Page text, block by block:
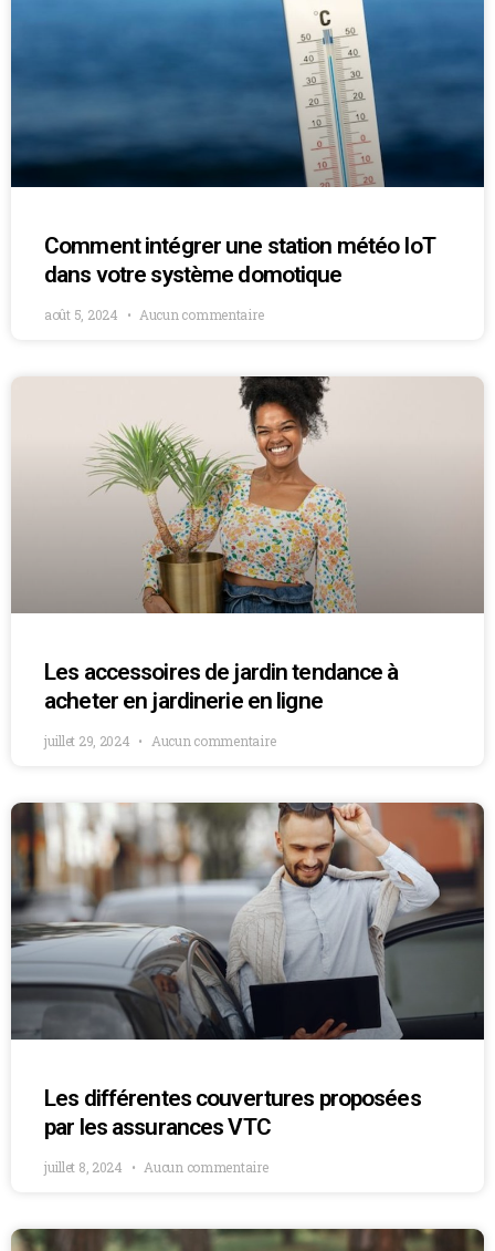
Comment intégrer une station météo IoT
dans votre système domotique
août 5, 2024 Aucun commentaire
Les accessoires de jardin tendance à
acheter en jardinerie en ligne
juillet 29, 2024 Aucun commentaire
Les différentes couvertures proposées
par les assurances VTC
juillet 8, 2024 Aucun commentaire